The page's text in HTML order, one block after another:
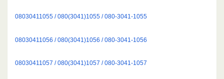
08030411055 / 080(3041)1055 / 080-3041-1055
08030411056 / 080(3041)1056 / 080-3041-1056
08030411057 / 080(3041)1057 / 080-3041-1057